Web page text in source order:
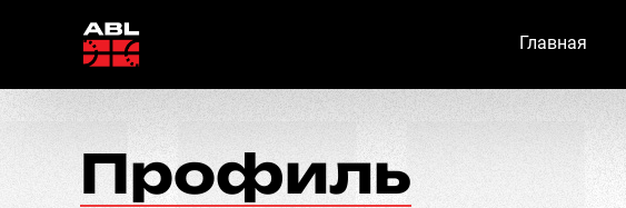
Главная
Профиль